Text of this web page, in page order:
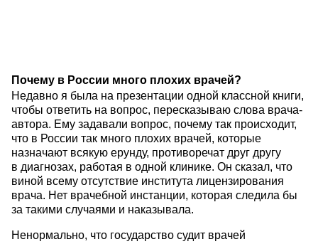
Почему в России много плохих врачей?
Недавно я была на презентации одной классной книги,
чтобы ответить на вопрос, пересказываю слова врача-
автора. Ему задавали вопрос, почему так происходит,
что в России так много плохих врачей, которые
назначают всякую ерунду, противоречат друг другу
в диагнозах, работая в одной клинике. Он сказал, что
виной всему отсутствие института лицензирования
врача. Нет врачебной инстанции, которая следила бы
за такими случаями и наказывала.
Ненормально, что государство судит врачей